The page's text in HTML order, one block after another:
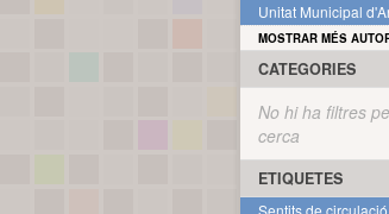
Unitat Municipal
MOSTRAR MÉS
CATEGORIES
No hi ha filtres
cerca
ETIQUETES
Sentits de